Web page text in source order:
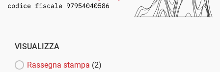
VISUALIZZA
Rassegna stampa (2)